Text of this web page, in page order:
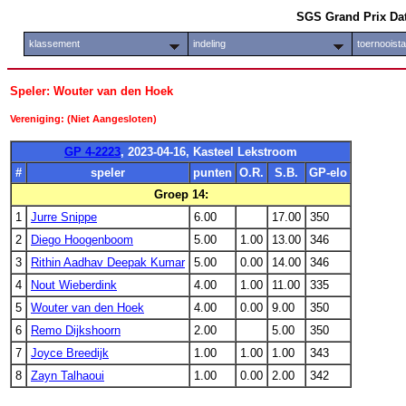
SGS Grand Prix
klassement indeling
Speler: Wouter van den Hoek
Vereniging: (Niet Aangesloten)
GP 4-2223, 2023-04-16, Kasteel Lekstroom
#
speler punten O.R. S.B.
GP-elo
Groep 14:
1
Jurre Snippe 6.00 17.00
350
2
Diego Hoogenboom 5.00 1.00 13.00
346
3
Rithin Aadhav Deepak Kumar 5.00 0.00 14.00
346
4
Nout Wieberdink 4.00 1.00 11.00
335
5
Wouter van den Hoek 4.00 0.00 9.00
350
6
Remo Dijkshoorn 2.00 5.00
350
7
Joyce Breedijk 1.00 1.00 1.00
343
8
Zayn Talhaoui 1.00 0.00 2.00 342